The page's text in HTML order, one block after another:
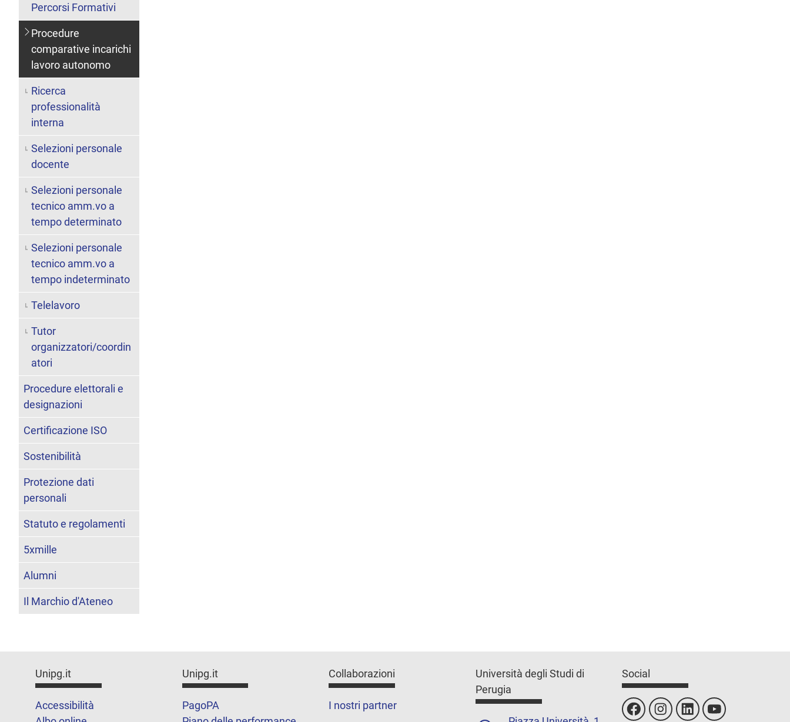
Percorsi Formativi
Procedure
comparative incarichi
lavoro autonomo
Ricerca
professionalità
interna
Selezioni personale
docente
Selezioni personale
tecnico amm.vo a
tempo determinato
Selezioni personale
tecnico amm.vo a
tempo indeterminato
Telelavoro
Tutor
organizzatori/coordin
atori
Procedure elettorali e
designazioni
Certificazione ISO
Sostenibilità
Protezione dati
personali
Statuto e regolamenti
5xmille
Alumni
Il Marchio d'Ateneo
Unipg.it
Accessibilità
Unipg.it
PagoPA
Collaborazioni
I nostri partner
Università degli Studi di
Perugia
Social